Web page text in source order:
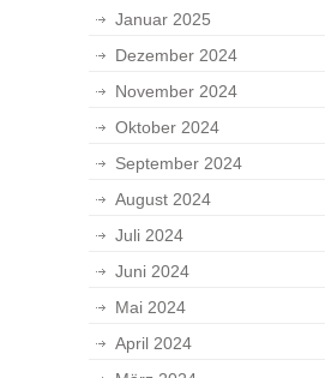
Januar 2025
Dezember 2024
November 2024
Oktober 2024
September 2024
August 2024
Juli 2024
Juni 2024
Mai 2024
April 2024